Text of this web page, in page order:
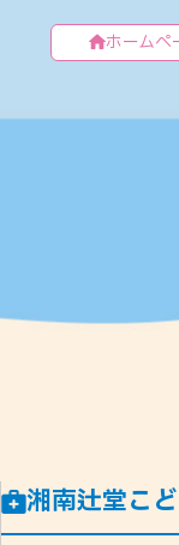
ホームペ
湘南辻堂こ